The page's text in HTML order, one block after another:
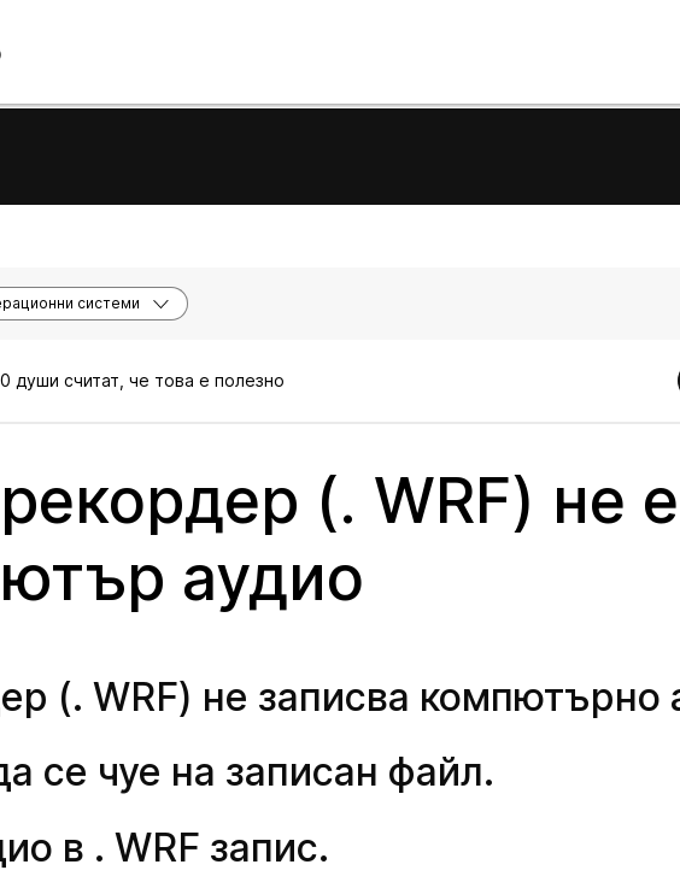
системи
0 души считат, че това е полезно
(. WRF) не е
аудио
(. WRF) не записва компютърно
се чуе на записан файл.
в . WRF запис.